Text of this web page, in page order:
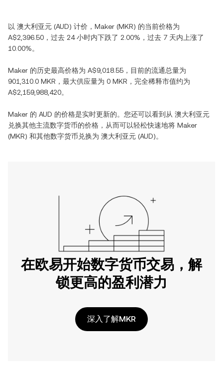
以 澳大利亚元 (AUD) 计价， Maker (MKR) 的当前价格为
A$2,396.50 ，过去 24 小时内下跌了 2.00% ，过去 7 天内 上涨了
10.00%。
Maker 的历史最高价格为 A$9,018.55 ，目前的流通总量为
901,310.0 MKR ，最大供应量为 0 MKR ，完全稀释市值约为
A$2,159,988,420。
Maker 的 AUD 的价格是实时更新的。您还可以看到从 澳大利亚元
兑换其他主流数字货币的价格，从而可以轻松快速地将 Maker
(MKR) 和其他数字货币兑换为 澳大利亚元 (AUD)。
在欧易开始数字货币交易，解
锁更高的盈利潜力
深入了解MKR